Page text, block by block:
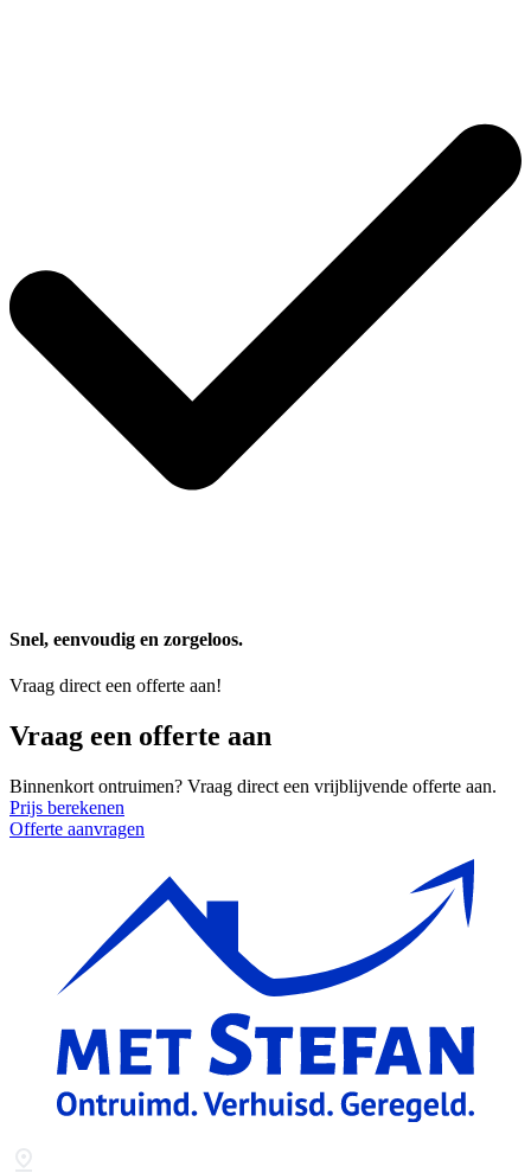
Snel, eenvoudig en zorgeloos.
Vraag direct een offerte aan!
Vraag een offerte aan
Binnenkort ontruimen? Vraag direct een vrijblijvende offerte aan.
Prijs berekenen
Offerte aanvragen